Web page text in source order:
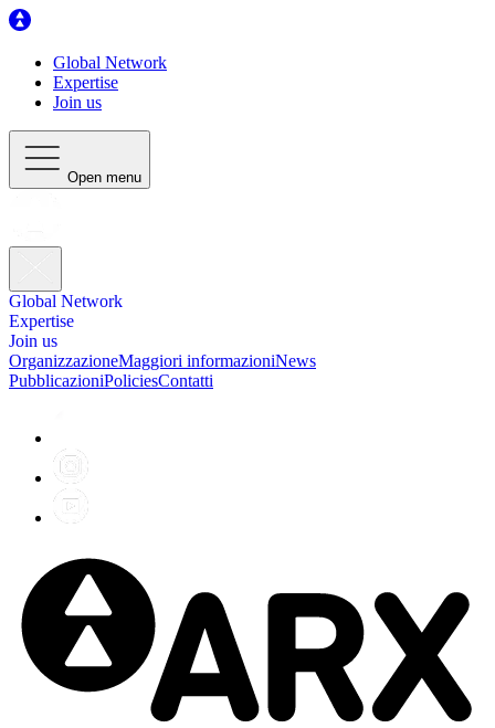
Global Network
Expertise
Join us
Open menu
Global Network
Expertise
Join us
OrganizzazioneMaggiori informazioniNews
PubblicazioniPoliciesContatti